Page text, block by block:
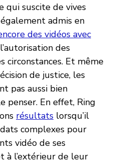
qui suscite de vives
admis en
des vidéos avec
des
circonstances. Et même
de justice, les
pas aussi bien
penser. En effet, Ring
résultats lorsqu’il
complexes pour
vidéo de ses
à l’extérieur de leur